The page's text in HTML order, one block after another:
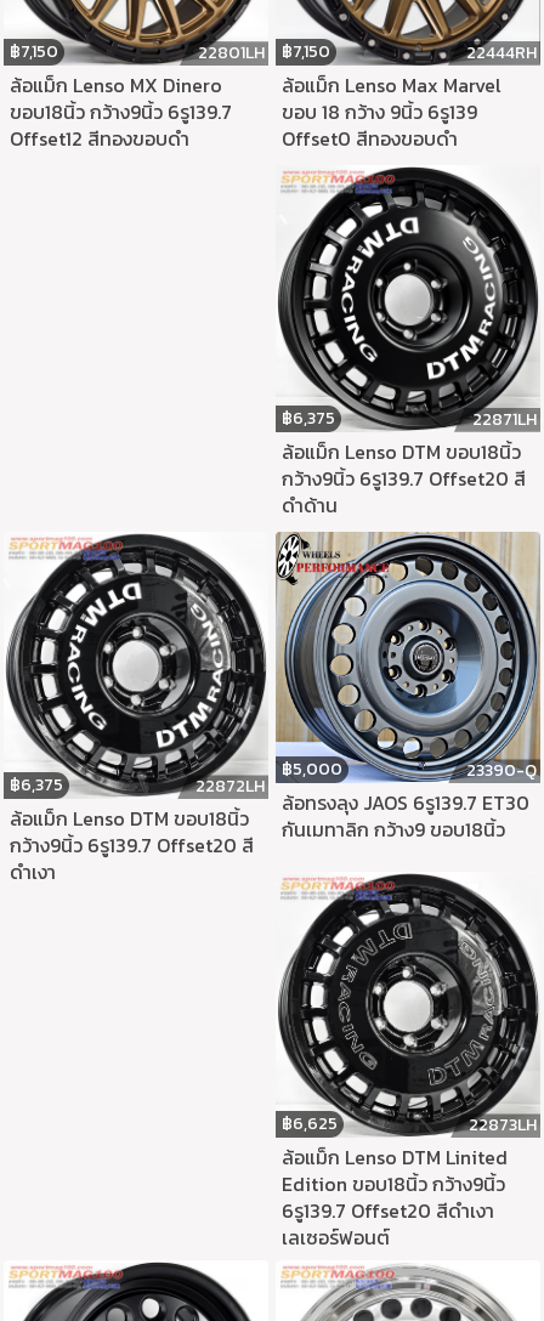
฿7,150 22801LH
ล้อแม็ก Lenso MX Dinero
ขอบ18นิ้ว กว้าง9นิ้ว 6รู139.7
Offset12 สีทองขอบดำ
฿7,150 22444RH
ล้อแม็ก Lenso Max Marvel
ขอบ 18 กว้าง 9นิ้ว 6รู139
Offset0 สีทองขอบดำ
฿6,375 22871LH
ล้อแม็ก Lenso DTM ขอบ18นิ้ว
กว้าง9นิ้ว 6รู139.7 Offset20 สี
ดำด้าน
฿6,375 22872LH
ล้อแม็ก Lenso DTM ขอบ18นิ้ว
กว้าง9นิ้ว 6รู139.7 Offset20 สี
ดำเงา
฿5,000 23390-Q
ล้อทรงลุง JAOS 6รู139.7 ET30
กันเมทาลิก กว้าง9 ขอบ18นิ้ว
฿6,625 22873LH
ล้อแม็ก Lenso DTM Linited
Edition ขอบ18นิ้ว กว้าง9นิ้ว
6รู139.7 Offset20 สีดำเงา
เลเซอร์ฟอนต์